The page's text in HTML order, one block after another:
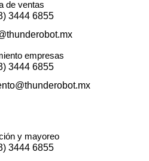
de ventas
3444 6855
empresas
3444 6855
y mayoreo
3444 6855